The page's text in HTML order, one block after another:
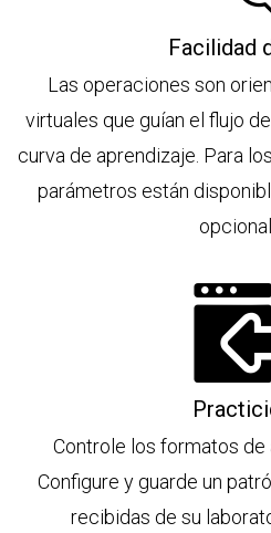
Facilidad
Las operaciones son
virtuales que guían el flujo
curva de aprendizaje. Para
parámetros están
Controle los formatos de
Configure y guarde un
recibidas de su